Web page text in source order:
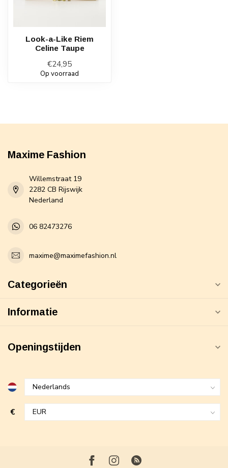
Look-a-Like Riem
Celine Taupe
€24,95
Op voorraad
Maxime Fashion
Willemstraat 19
2282 CB Rijswijk
Nederland
06 82473276
maxime@maximefashion.nl
Categorieën
Informatie
Openingstijden
€